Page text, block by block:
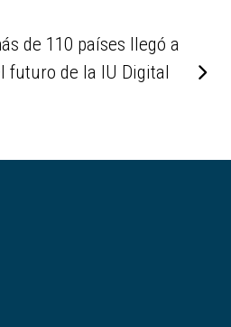
de 110 países llegó a
futuro de la IU Digital